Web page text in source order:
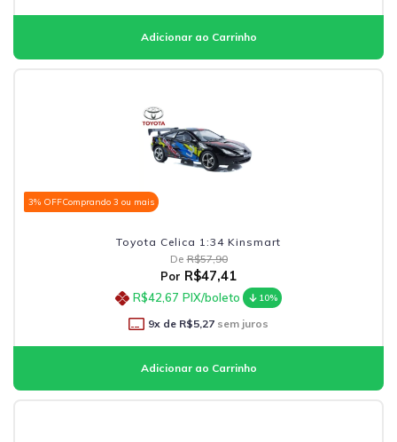
3% OFFComprando 3 ou mais
Toyota Celica 1:34 Kinsmart
De R$57,90
Por R$47,41
R$42,67 PIX/boleto 10%
9x de R$5,27 sem juros